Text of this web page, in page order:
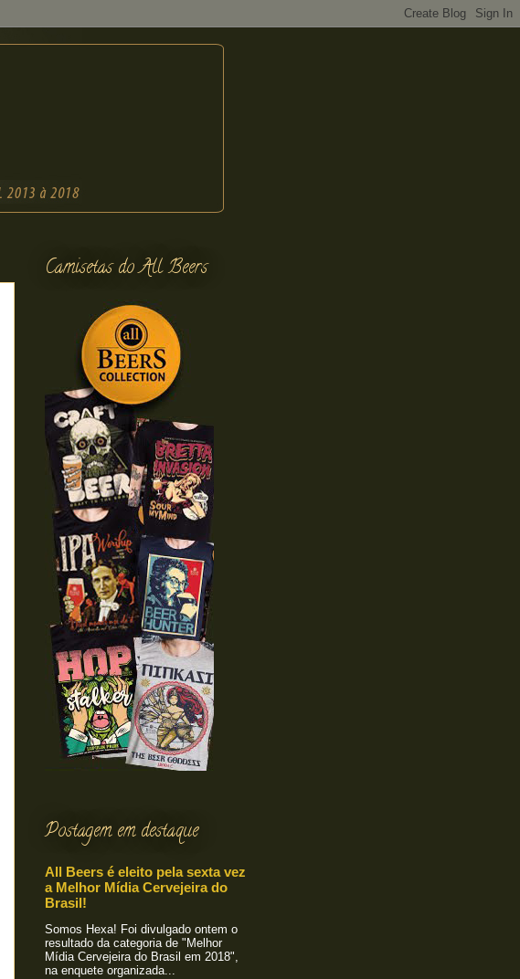
Camisetas do All Beers
Postagem em destaque
All Beers é eleito pela sexta vez
a Melhor Mídia Cervejeira do
Brasil!
Somos Hexa! Foi divulgado ontem o
resultado da categoria de "Melhor
Mídia Cervejeira do Brasil em 2018",
na enquete organizada...